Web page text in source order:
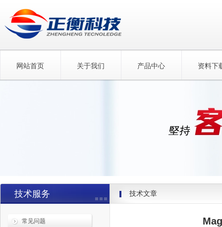
网站首页 关于我们 产品中心 资料下
技术服务
常见问题
技术文章